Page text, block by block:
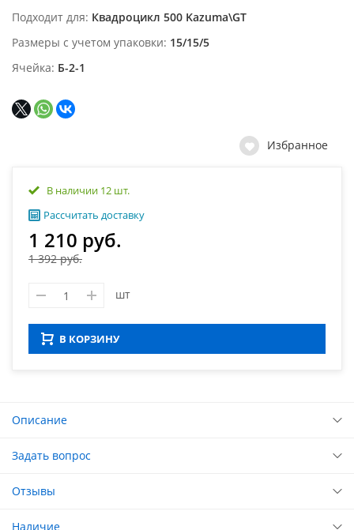
Подходит для Квадроцикл 500 Kazuma\GT
Размеры с учетом упаковки 15/15/5
Ячейка Б-2-1
Избранное
В наличии 12 шт.
Рассчитать доставку
1 210 руб.
1 392 руб.
шт
В КОРЗИНУ
Описание
Задать вопрос
Отзывы
Наличие